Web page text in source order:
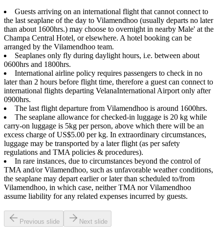
Guests arriving on an international flight that cannot connect to
the last seaplane of the day to Vilamendhoo (usually departs no later
than about 1600hrs.) may choose to overnight in nearby Male' at the
Champa Central Hotel, or elsewhere. A hotel booking can be
arranged by the Vilamendhoo team.
Seaplanes only fly during daylight hours, i.e. between about
0600hrs and 1800hrs.
International airline policy requires passengers to check in no
later than 2 hours before flight time, therefore a guest can connect to
international flights departing VelanaInternational Airport only after
0900hrs.
The last flight departure from Vilamendhoo is around 1600hrs.
The seaplane allowance for checked-in luggage is 20 kg while
carry-on luggage is 5kg per person, above which there will be an
excess charge of US$5.00 per kg. In extraordinary circumstances,
luggage may be transported by a later flight (as per safety
regulations and TMA policies & procedures).
In rare instances, due to circumstances beyond the control of
TMA and/or Vilamendhoo, such as unfavorable weather conditions,
the seaplane may depart earlier or later than scheduled to/from
Vilamendhoo, in which case, neither TMA nor Vilamendhoo
assume liability for any related expenses incurred by guests.
Previous slide Next slide